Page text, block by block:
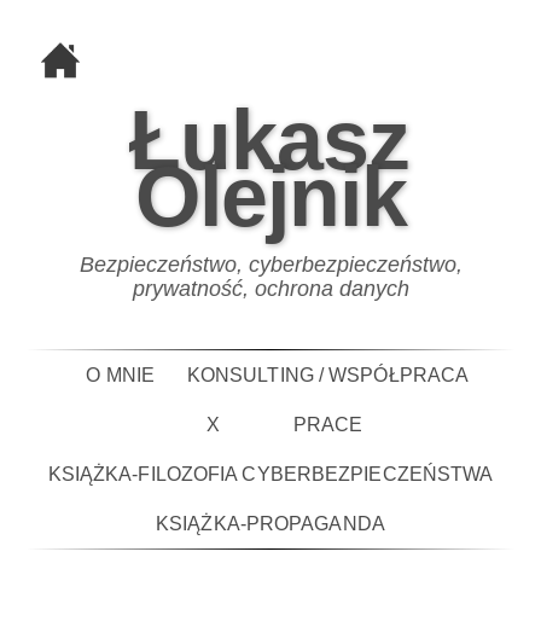
Łukasz
Olejnik
Bezpieczeństwo, cyberbezpieczeństwo,
prywatność, ochrona danych
O MNIE KONSULTING / WSPÓŁPRACA
X PRACE
KSIĄŻKA-FILOZOFIA CYBERBEZPIECZEŃSTWA
KSIĄŻKA-PROPAGANDA